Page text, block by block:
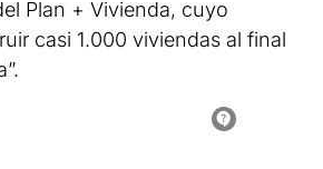
Plan + Vivienda, cuyo
casi 1.000 viviendas al final